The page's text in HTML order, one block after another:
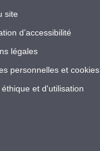
site
d’accessibilité
légales
personnelles et cookies
et d'utilisation